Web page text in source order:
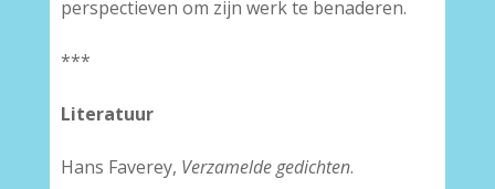
perspectieven om zijn werk te benaderen.
***
Literatuur
Hans Faverey, Verzamelde gedichten.